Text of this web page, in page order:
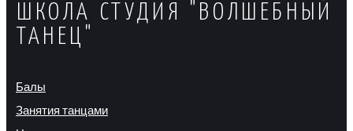
ШКОЛА СТУДИЯ "ВОЛШЕБНЫЙ
ТАНЕЦ"
Балы
Занятия танцами